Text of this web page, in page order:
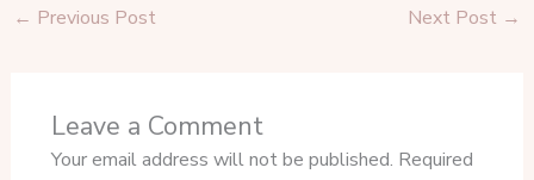
← Previous Post Next Post →
Leave a Comment
Your email address will not be published. Required